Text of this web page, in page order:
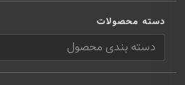
دسته محصولات